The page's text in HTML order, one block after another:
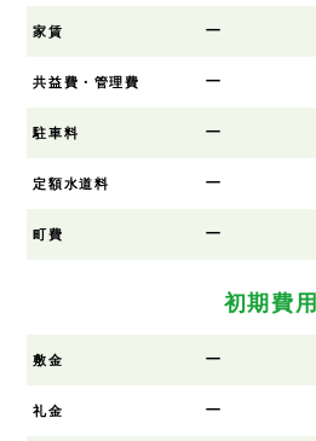
家賃 ー
共益費・管理費 ー
駐車料 ー
定額水道料 ー
町費 ー
初期費用
敷金 ー
礼金 ー